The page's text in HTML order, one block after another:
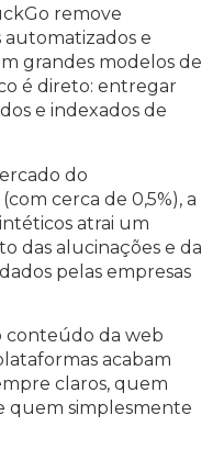
remove
e
grandes modelos de
é direto: entregar
e indexados de
do
cerca de 0,5%), a
atrai um
das alucinações e da
pelas empresas
conteúdo da web
acabam
claros, quem
quem simplesmente